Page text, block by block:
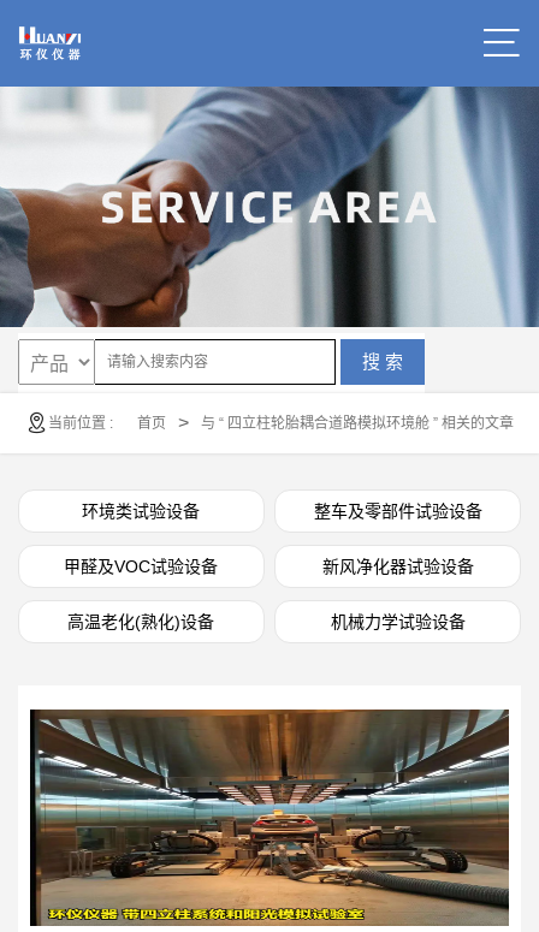
搜 索
当前位置 : 首页 > 与 “ 四立柱轮胎耦合道路模拟环境舱 ” 相关的文章
环境类试验设备 整车及零部件试验设备
甲醛及VOC试验设备 新风净化器试验设备
高温老化(熟化)设备 机械力学试验设备